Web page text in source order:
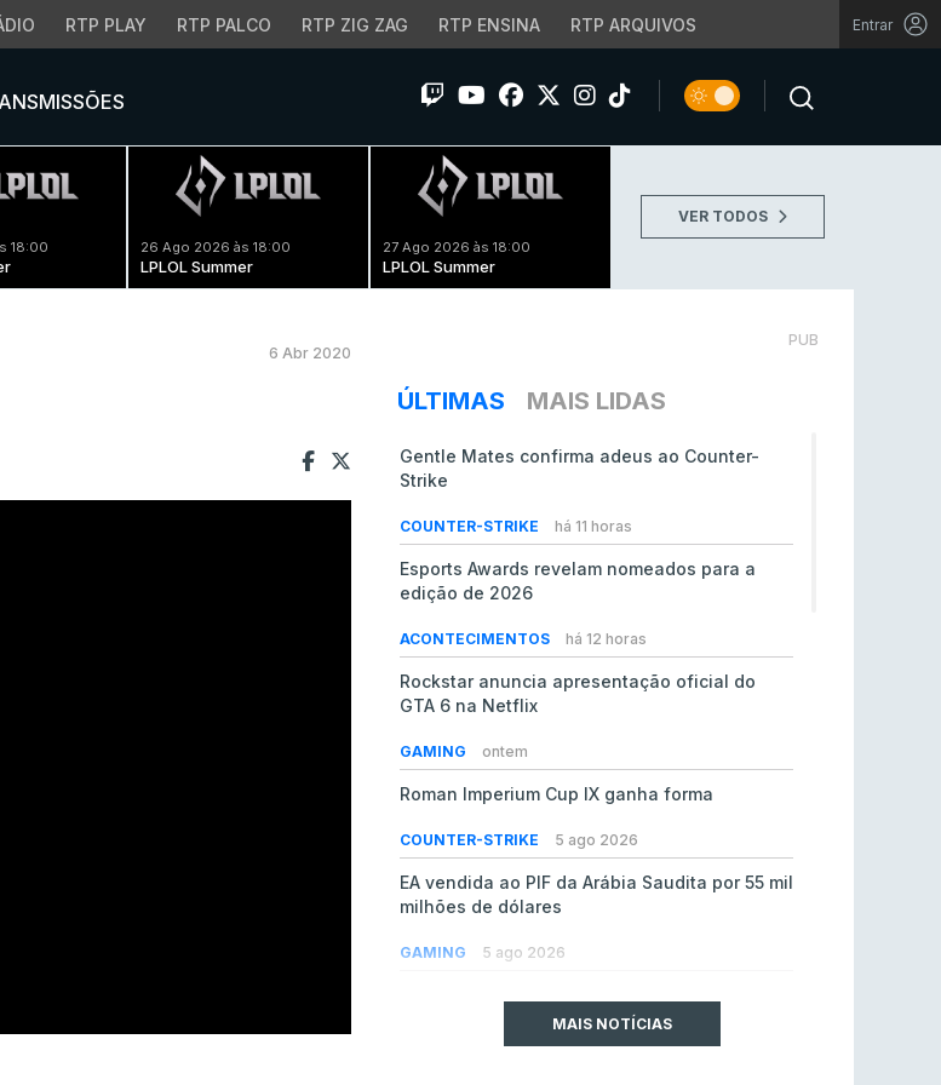
RTP PLAY RTP PALCO RTP ZIG ZAG RTP ENSINA RTP ARQUIVOS Entrar
18:00 26 Ago 2026 às 18:00
LPLOL Summer
27 Ago 2026 às 18:00
LPLOL Summer
VER TODOS
6 Abr 2020
PUB
ÚLTIMAS MAIS LIDAS
Gentle Mates confirma adeus ao Counter-
Strike
COUNTER-STRIKE há 11 horas
Esports Awards revelam nomeados para a
edição de 2026
ACONTECIMENTOS há 12 horas
Rockstar anuncia apresentação oficial do
GTA 6 na Netflix
GAMING ontem
Roman Imperium Cup IX ganha forma
COUNTER-STRIKE 5 ago 2026
EA vendida ao PIF da Arábia Saudita por 55 mil
milhões de dólares
GAMING 5 ago 2026
MAIS NOTÍCIAS